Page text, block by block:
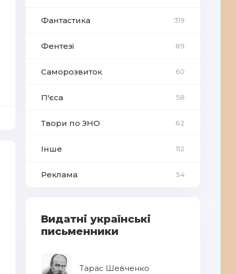
Фантастика 319
Фентезі 89
Саморозвиток 60
П'єса 58
Твори по ЗНО 62
Інше 112
Реклама 54
Видатні українські
письменники
Тарас Шевченко